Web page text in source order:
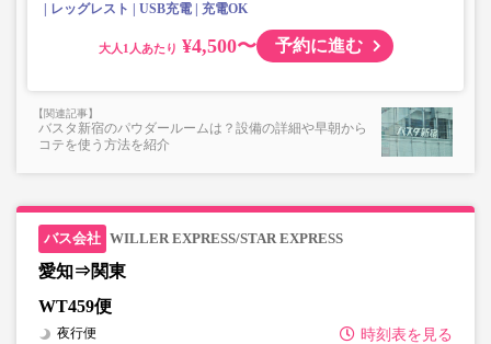
レッグレスト
USB充電 充電OK
大人 ¥4,500〜 予約に進む
バスタ新宿のパウダールームは？設備の詳細や早朝から
コテを使う方法を紹介
WILLER EXPRESS/STAR EXPRESS
愛知⇒関東
WT459便
時刻表を見る
夜行便